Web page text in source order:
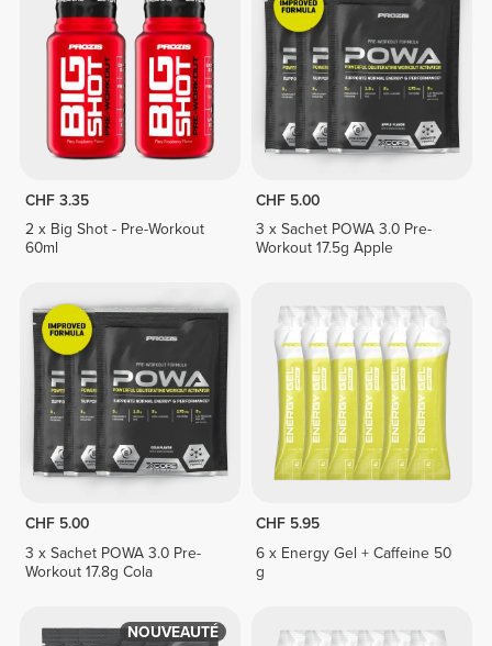
CHF 3.35
2 x Big Shot - Pre-Workout
60ml
CHF 5.00
3 x Sachet POWA 3.0 Pre-
Workout 17.5g Apple
CHF 5.00
3 x Sachet POWA 3.0 Pre-
Workout 17.8g Cola
CHF 5.95
6 x Energy Gel + Caffeine 50
g
NOUVEAUTÉ